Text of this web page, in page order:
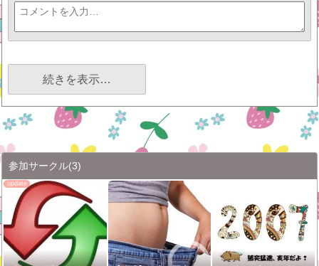
続きを表示…
参加サークル(3)